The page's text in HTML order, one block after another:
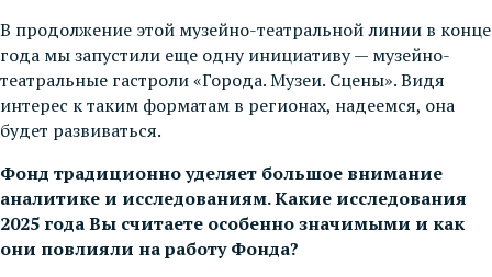
В продолжение этой музейно-театральной линии в конце
года мы запустили еще одну инициативу — музейно-
театральные гастроли «Города. Музеи. Сцены». Видя
интерес к таким форматам в регионах, надеемся, она
будет развиваться.
Фонд традиционно уделяет большое внимание
аналитике и исследованиям. Какие исследования
2025 года Вы считаете особенно значимыми и как
они повлияли на работу Фонда?